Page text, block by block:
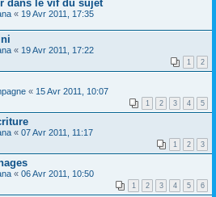
dans le vif du sujet
« 19 Avr 2011, 17:35
« 19 Avr 2011, 17:22
1 2
« 15 Avr 2011, 10:07
1 2 3 4 5
« 07 Avr 2011, 11:17
1 2 3
« 06 Avr 2011, 10:50
1 2 3 4 5 6